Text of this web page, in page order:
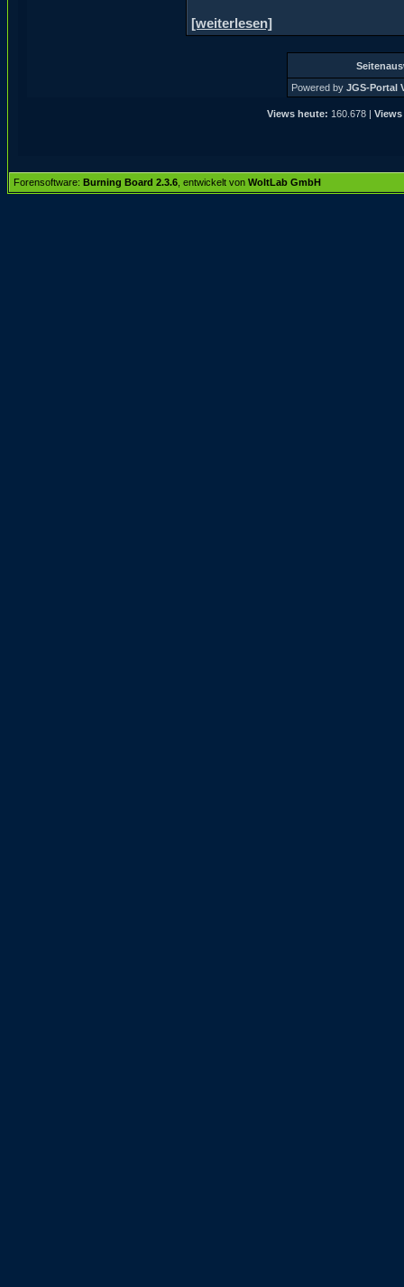
[weiterlesen]
Powered by JGS-Portal
Views heute: 160.678 |
Forensoftware: Burning Board 2.3.6 , entwickelt von WoltLab GmbH